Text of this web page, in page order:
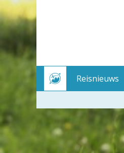
Meteen
naar
inhoud
Reisnieuws